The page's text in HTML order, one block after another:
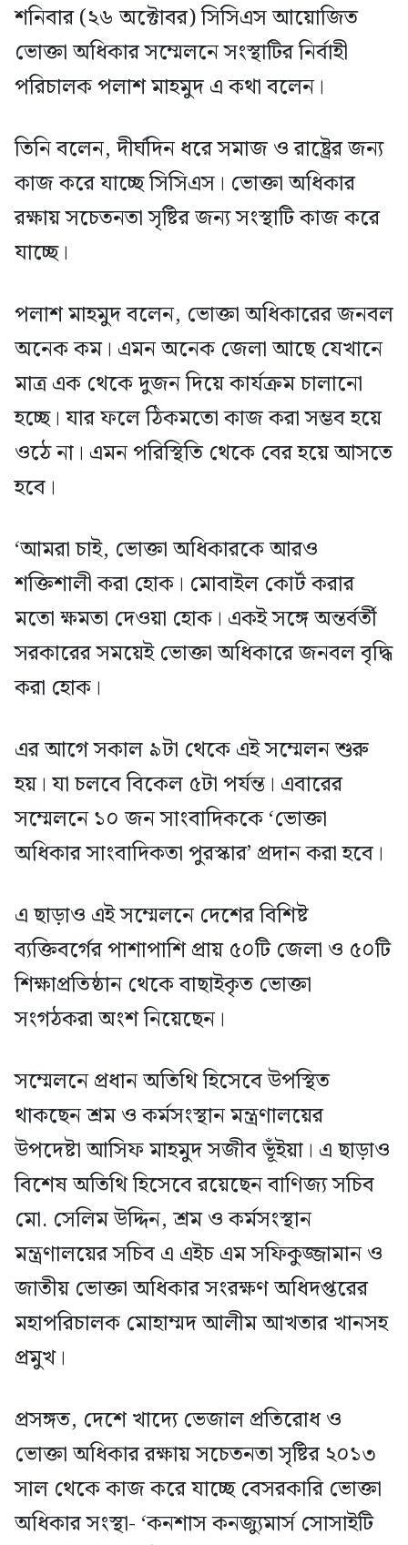
শনিবার (২৬ অক্টোবর) সিসিএস আয়োজিত
ভোক্তা অধিকার সম্মেলনে সংস্থাটির নির্বাহী
পরিচালক পলাশ মাহমুদ এ কথা বলেন।
তিনি বলেন, দীর্ঘদিন ধরে সমাজ ও রাষ্ট্রের জন্য
কাজ করে যাচ্ছে সিসিএস। ভোক্তা অধিকার
রক্ষায় সচেতনতা সৃষ্টির জন্য সংস্থাটি কাজ করে
যাচ্ছে।
পলাশ মাহমুদ বলেন, ভোক্তা অধিকারের জনবল
অনেক কম। এমন অনেক জেলা আছে যেখানে
মাত্র এক থেকে দুজন দিয়ে কার্যক্রম চালানো
হচ্ছে। যার ফলে ঠিকমতো কাজ করা সম্ভব হয়ে
ওঠে না। এমন পরিস্থিতি থেকে বের হয়ে আসতে
হবে।
‘আমরা চাই, ভোক্তা অধিকারকে আরও
শক্তিশালী করা হোক। মোবাইল কোর্ট করার
মতো ক্ষমতা দেওয়া হোক। একই সঙ্গে অন্তর্বর্তী
সরকারের সময়েই ভোক্তা অধিকারে জনবল বৃদ্ধি
করা হোক।
এর আগে সকাল ৯টা থেকে এই সম্মেলন শুরু
হয়। যা চলবে বিকেল ৫টা পর্যন্ত। এবারের
সম্মেলনে ১০ জন সাংবাদিককে ‘ভোক্তা
অধিকার সাংবাদিকতা পুরস্কার’ প্রদান করা হবে।
এ ছাড়াও এই সম্মেলনে দেশের বিশিষ্ট
ব্যক্তিবর্গের পাশাপাশি প্রায় ৫০টি জেলা ও ৫০টি
শিক্ষাপ্রতিষ্ঠান থেকে বাছাইকৃত ভোক্তা
সংগঠকরা অংশ নিয়েছেন।
সম্মেলনে প্রধান অতিথি হিসেবে উপস্থিত
থাকছেন শ্রম ও কর্মসংস্থান মন্ত্রণালয়ের
উপদেষ্টা আসিফ মাহমুদ সজীব ভূঁইয়া। এ ছাড়াও
বিশেষ অতিথি হিসেবে রয়েছেন বাণিজ্য সচিব
মো. সেলিম উদ্দিন, শ্রম ও কর্মসংস্থান
মন্ত্রণালয়ের সচিব এ এইচ এম সফিকুজ্জামান ও
জাতীয় ভোক্তা অধিকার সংরক্ষণ অধিদপ্তরের
মহাপরিচালক মোহাম্মদ আলীম আখতার খানসহ
প্রমুখ।
প্রসঙ্গত, দেশে খাদ্যে ভেজাল প্রতিরোধ ও
ভোক্তা অধিকার রক্ষায় সচেতনতা সৃষ্টির ২০১৩
সাল থেকে কাজ করে যাচ্ছে বেসরকারি ভোক্তা
অধিকার সংস্থা- ‘কনশাস কনজ্যুমার্স সোসাইটি